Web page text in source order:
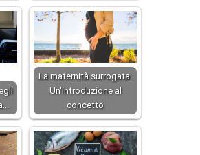
La maternità surrogata:
Un'introduzione al
concetto